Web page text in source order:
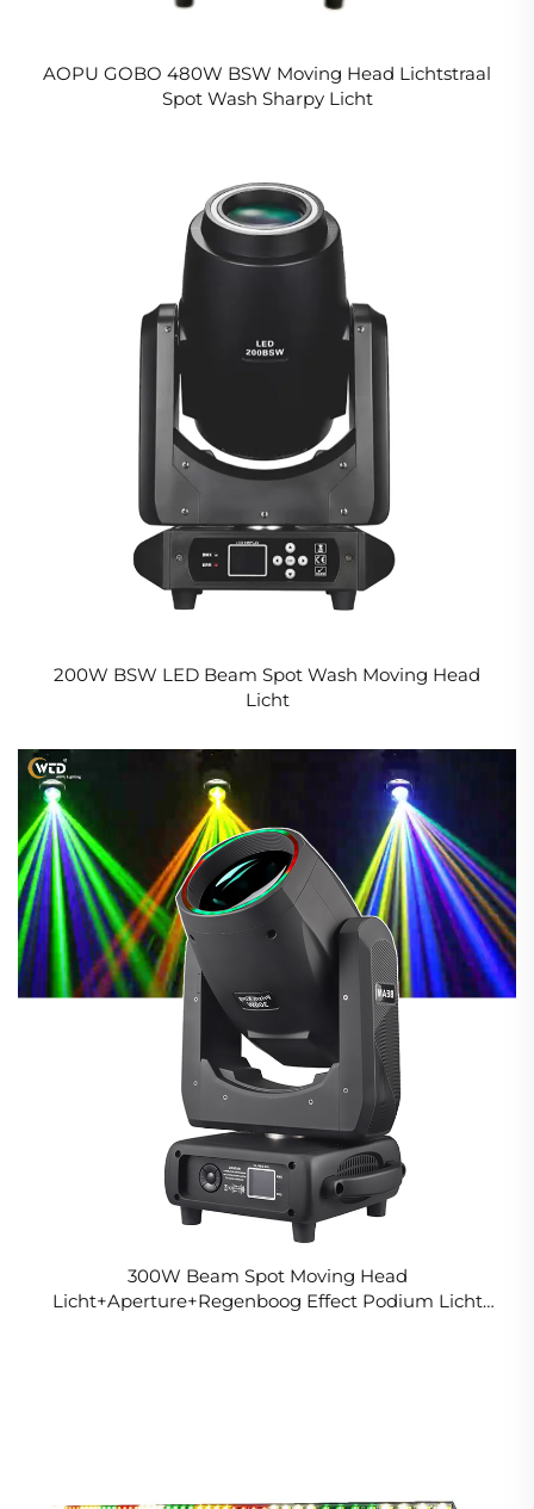
AOPU GOBO 480W BSW Moving Head Lichtstraal
Spot Wash Sharpy Licht
200W BSW LED Beam Spot Wash Moving Head
Licht
300W Beam Spot Moving Head
Licht+Aperture+Regenboog Effect Podium Licht